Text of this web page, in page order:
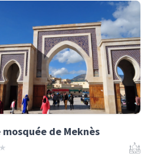
mosquée de Meknès
★